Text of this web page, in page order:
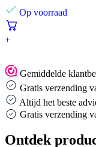
Op voorraad
+
Gemiddelde
Gratis verzending
Altijd het beste
Ontdek